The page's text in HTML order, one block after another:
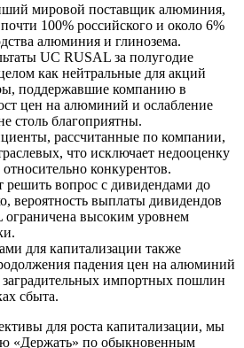
мировой поставщик алюминия,
100% российского и около 6%
алюминия и глинозема.
UC RUSAL за полугодие
как нейтральные для акций
поддержавшие компанию в
цен на алюминий и ослабление
столь благоприятны.
рассчитанные по компании,
что исключает недооценку
конкурентов.
решить вопрос с дивидендами до
вероятность выплаты дивидендов
высоким уровнем
для капитализации также
падения цен на алюминий
импортных пошлин
сбыта.
для роста капитализации, мы
«Держать» по обыкновенным